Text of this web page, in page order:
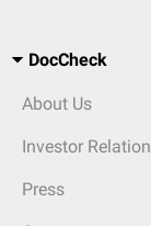
DocCheck
About Us
Investor
Press